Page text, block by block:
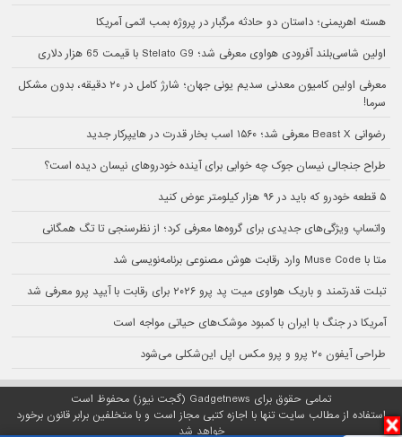
هسته اهریمنی؛ داستان دو حادثه مرگبار در پروژه بمب اتمی آمریکا
اولین شاسی‌بلند آفرودی هواوی معرفی شد؛ Stelato G9 با قیمت 65 هزار دلاری
معرفی اولین کامیون معدنی سدیم یونی جهان؛ شارژ کامل در ۲۰ دقیقه، بدون مشکل
سرما!
رضوانی Beast X معرفی شد؛ ۱۵۶۰ اسب بخار قدرت در هایپرکار جدید
طراح جنجالی نیسان جوک چه خوابی برای آینده خودروهای نیسان دیده است؟
۵ قطعه خودرو که باید در ۹۶ هزار کیلومتر عوض کنید
واتساپ ویژگی‌های جدیدی برای گروه‌ها معرفی کرد؛ از نظرسنجی تا تگ همگانی
متا با Muse Code وارد رقابت هوش مصنوعی برنامه‌نویسی شد
تبلت قدرتمند و باریک هواوی میت پد پرو ۲۰۲۶ برای رقابت با آیپد پرو معرفی شد
آمریکا در جنگ با ایران با کمبود موشک‌های حیاتی مواجه است
طراحی آیفون ۲۰ پرو و پرو مکس اپل این‌شکلی می‌شود
تمامی حقوق برای Gadgetnews (گجت نیوز) محفوظ است
استفاده از مطالب سایت تنها با اجازه کتبی مجاز است و با متخلفین برابر قانون برخورد
خواهد شد